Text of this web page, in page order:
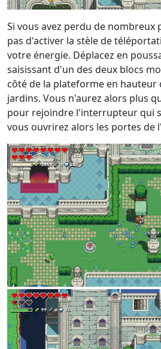
Si vous avez perdu de nombreux
pas d'activer la stèle de
votre énergie. Déplacez en
saisissant d'un des deux blocs
côté de la plateforme en hauteur
jardins. Vous n'aurez alors plus
pour rejoindre l'interrupteur qui
vous ouvrirez alors les portes de